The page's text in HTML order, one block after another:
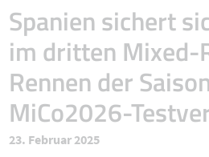
Spanien sichert
im dritten Mixed-
Rennen der
MiCo2026-
23. Februar 2025